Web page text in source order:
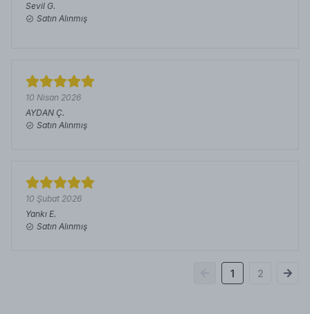
Sevil G.
Satın Alınmış
10 Nisan 2026
AYDAN Ç.
Satın Alınmış
10 Şubat 2026
Yankı E.
Satın Alınmış
1 2